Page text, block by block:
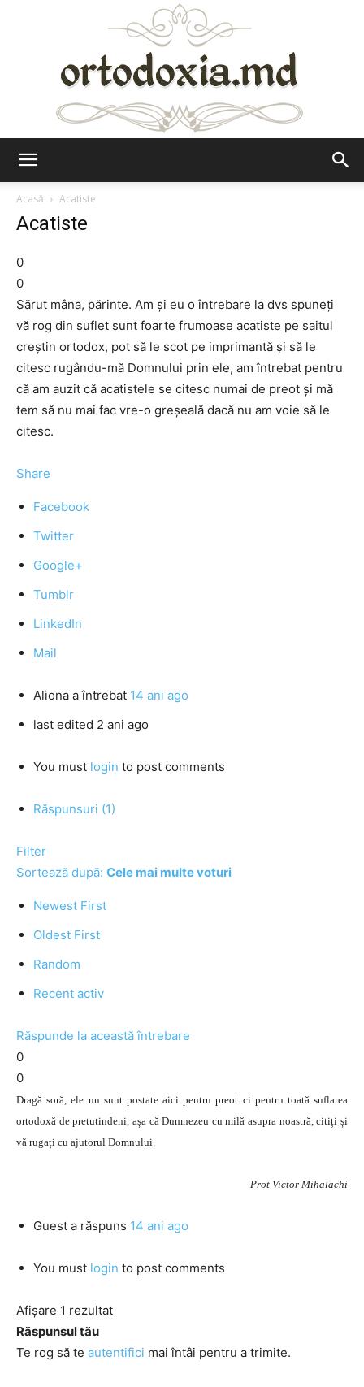
Acasă
Acatiste
Acatiste
0
0
Sărut mâna, părinte. Am şi eu o întrebare la dvs spuneţi
vă rog din suflet sunt foarte frumoase acatiste pe saitul
creştin ortodox, pot să le scot pe imprimantă şi să le
citesc rugându-mă Domnului prin ele, am întrebat pentru
că am auzit că acatistele se citesc numai de preot şi mă
tem să nu mai fac vre-o greşeală dacă nu am voie să le
citesc.
Share
Facebook
Twitter
Google+
Tumblr
LinkedIn
Mail
Aliona a întrebat 14 ani ago
last edited 2 ani ago
You must login to post comments
Răspunsuri (1)
Filter
Sortează după: Cele mai multe voturi
Newest First
Oldest First
Random
Recent activ
Răspunde la această întrebare
0
0
Dragă soră, ele nu sunt postate aici pentru preot ci pentru toată suflarea
ortodoxă de pretutindeni, așa că Dumnezeu cu milă asupra noastră, citiți și
vă rugați cu ajutorul Domnului.
Prot Victor Mihalachi
Guest a răspuns 14 ani ago
You must login to post comments
Afișare 1 rezultat
Răspunsul tău
Te rog să te autentifici mai întâi pentru a trimite.